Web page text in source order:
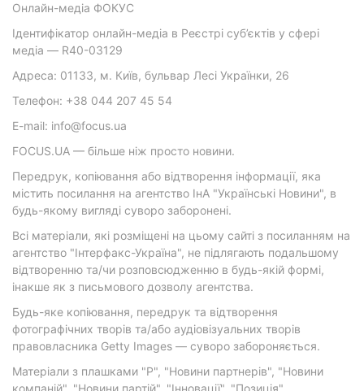
Онлайн-медіа ФОКУС
Ідентифікатор онлайн-медіа в Реєстрі суб’єктів у сфері
медіа — R40-03129
Адреса: 01133, м. Київ, бульвар Лесі Українки, 26
Телефон: +38 044 207 45 54
E-mail: info@focus.ua
FOCUS.UA — більше ніж просто новини.
Передрук, копіювання або відтворення інформації, яка
містить посилання на агентство ІнА "Українські Новини", в
будь-якому вигляді суворо заборонені.
Всі матеріали, які розміщені на цьому сайті з посиланням на
агентство "Інтерфакс-Україна", не підлягають подальшому
відтворенню та/чи розповсюдженню в будь-якій формі,
інакше як з письмового дозволу агентства.
Будь-яке копіювання, передрук та відтворення
фотографічних творів та/або аудіовізуальних творів
правовласника Getty Images — суворо забороняється.
Матеріали з плашками "Р", "Новини партнерів", "Новини
компаній", "Новини партій", "Інновації", "Позиція",